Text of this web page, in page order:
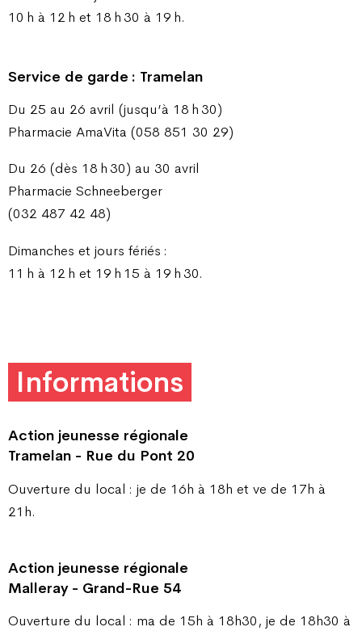
10 h à 12 h et 18 h 30 à 19 h.
Service de garde : Tramelan
Du 25 au 26 avril (jusqu’à 18 h 30)
Pharmacie AmaVita (058 851 30 29)
Du 26 (dès 18 h 30) au 30 avril
Pharmacie Schneeberger
(032 487 42 48)
Dimanches et jours fériés :
11 h à 12 h et 19 h 15 à 19 h 30.
Informations
Action jeunesse régionale
Tramelan - Rue du Pont 20
Ouverture du local : je de 16h à 18h et ve de 17h à
21h.
Action jeunesse régionale
Malleray - Grand-Rue 54
Ouverture du local : ma de 15h à 18h30, je de 18h30 à